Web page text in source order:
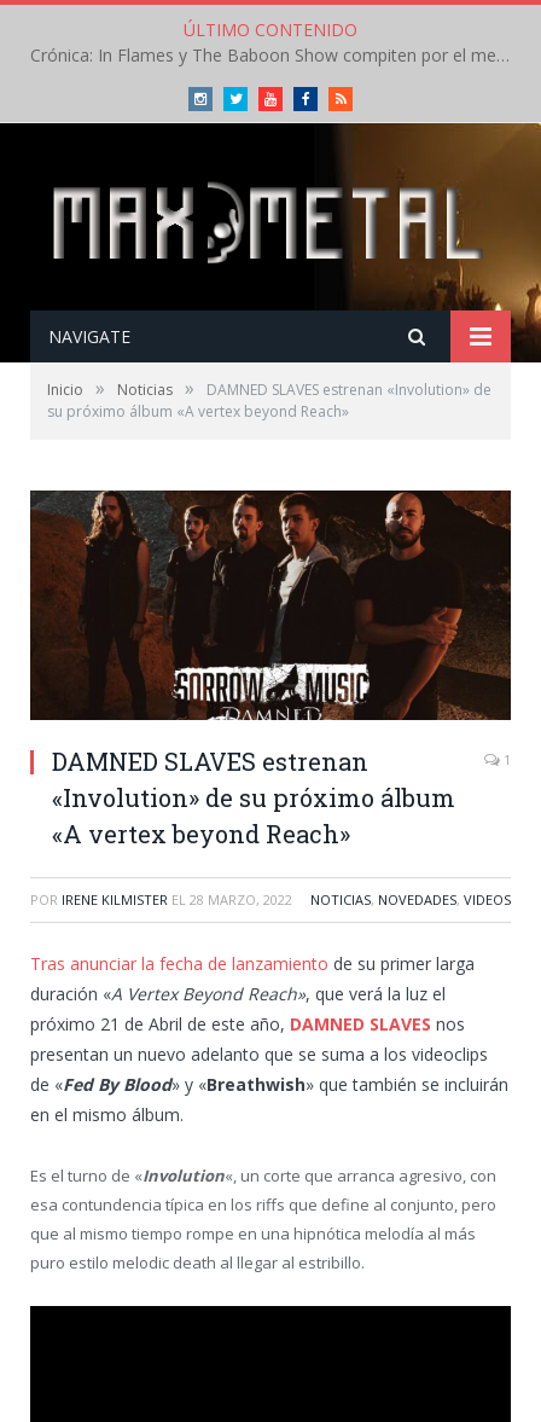
ÚLTIMO CONTENIDO
Crónica: In Flames y The Baboon Show compiten por el mejor concierto del día en el Leyendas del Rock – Viernes – Agosto 2026
InstagramTwitterYoutubeFacebookRSS
NAVIGATE
Inicio » Noticias »
DAMNED SLAVES estrenan «Involution» de
su próximo álbum «A vertex beyond Reach»
DAMNED SLAVES estrenan
«Involution» de su próximo álbum
«A vertex beyond Reach»
1
POR IRENE KILMISTER EL 28 MARZO, 2022 NOTICIAS, NOVEDADES, VIDEOS
Tras anunciar la fecha de lanzamiento de su primer larga
duración «A Vertex Beyond Reach», que verá la luz el
próximo 21 de Abril de este año, DAMNED SLAVES nos
presentan un nuevo adelanto que se suma a los videoclips
de «Fed By Blood» y «Breathwish» que también se incluirán
en el mismo álbum.
Es el turno de «Involution«, un corte que arranca agresivo, con
esa contundencia típica en los riffs que define al conjunto, pero
que al mismo tiempo rompe en una hipnótica melodía al más
puro estilo melodic death al llegar al estribillo.